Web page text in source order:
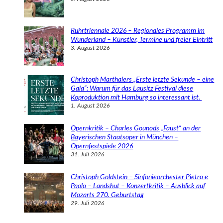
Ruhrtriennale 2026 – Regionales Programm im
Wunderland – Künstler, Termine und freier Eintritt
3. August 2026
Christoph Marthalers „Erste letzte Sekunde – eine
Gala“: Warum für das Lausitz Festival diese
Koproduktion mit Hamburg so interessant ist.
1. August 2026
Opernkritik – Charles Gounods „Faust“ an der
Bayerischen Staatsoper in München –
Opernfestspiele 2026
31. Juli 2026
Christoph Goldstein – Sinfonieorchester Pietro e
Paolo – Landshut – Konzertkritik – Ausblick auf
Mozarts 270. Geburtstag
29. Juli 2026